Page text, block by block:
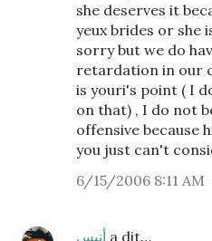
she deserves it
yeux brides or she
sorry but we do
retardation in our
is youri's point ( I
on that) , I do not
offensive because
you just can't
6/15/2006 8:11 AM
أنيس a dit…